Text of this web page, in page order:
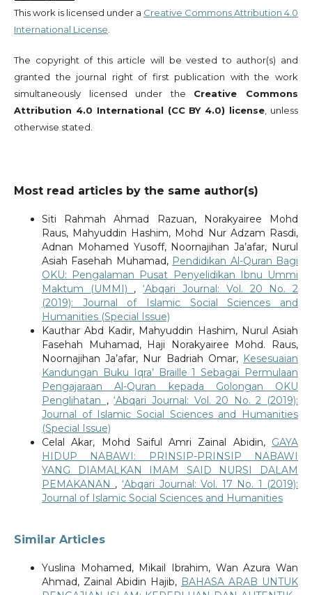
This work is licensed under a Creative Commons Attribution 4.0
International License.
The copyright of this article will be vested to author(s) and
granted the journal right of first publication with the work
simultaneously licensed under the Creative Commons
Attribution 4.0 International (CC BY 4.0) license, unless
otherwise stated.
Most read articles by the same author(s)
Siti Rahmah Ahmad Razuan, Norakyairee Mohd
Raus, Mahyuddin Hashim, Mohd Nur Adzam Rasdi,
Adnan Mohamed Yusoff, Noornajihan Ja’afar, Nurul
Asiah Fasehah Muhamad, Pendidikan Al-Quran Bagi
OKU: Pengalaman Pusat Penyelidikan Ibnu Ummi
Maktum (UMMI) ,‘Abqari Journal: Vol. 20 No. 2
(2019): Journal of Islamic Social Sciences and
Humanities (Special Issue)
Kauthar Abd Kadir, Mahyuddin Hashim, Nurul Asiah
Fasehah Muhamad, Haji Norakyairee Mohd. Raus,
Noornajihan Ja’afar, Nur Badriah Omar, Kesesuaian
Kandungan Buku Iqra’ Braille 1 Sebagai Permulaan
Pengajaraan Al-Quran kepada Golongan OKU
Penglihatan ,‘Abqari Journal: Vol. 20 No. 2 (2019):
Journal of Islamic Social Sciences and Humanities
(Special Issue)
Celal Akar, Mohd Saiful Amri Zainal Abidin, GAYA
HIDUP NABAWI: PRINSIP-PRINSIP NABAWI
YANG DIAMALKAN IMAM SAID NURSI DALAM
PEMAKANAN , ‘Abqari Journal: Vol. 17 No. 1 (2019):
Journal of Islamic Social Sciences and Humanities
Similar Articles
Yuslina Mohamed, Mikail Ibrahim, Wan Azura Wan
Ahmad, Zainal Abidin Hajib, BAHASA ARAB UNTUK